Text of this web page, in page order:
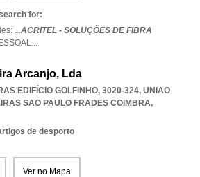
for:
...ACRITEL - SOLUÇÕES DE FIBRA
...
Arcanjo, Lda
EDIFÍCIO GOLFINHO, 3020-324, UNIAO
SAO PAULO FRADES COIMBRA,
de desporto
Ver no Mapa